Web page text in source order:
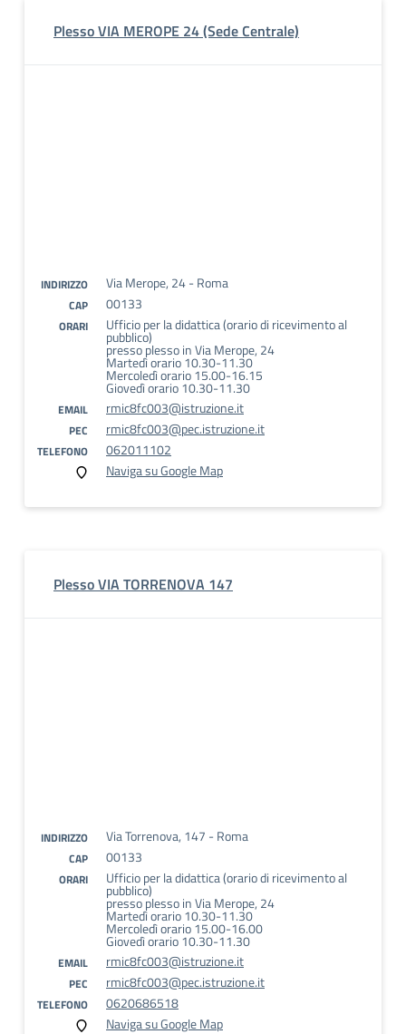
Plesso VIA MEROPE 24 (Sede Centrale)
INDIRIZZO Via Merope, 24 - Roma
CAP 00133
ORARI Ufficio per la didattica (orario di ricevimento al
pubblico)
presso plesso in Via Merope, 24
Martedì orario 10.30-11.30
Mercoledì orario 15.00-16.15
Giovedì orario 10.30-11.30
EMAIL rmic8fc003@istruzione.it
PEC rmic8fc003@pec.istruzione.it
TELEFONO
062011102
Naviga su Google Map
Plesso VIA TORRENOVA 147
INDIRIZZO Via Torrenova, 147 - Roma
CAP 00133
ORARI Ufficio per la didattica (orario di ricevimento al
pubblico)
presso plesso in Via Merope, 24
Martedì orario 10.30-11.30
Mercoledì orario 15.00-16.00
Giovedì orario 10.30-11.30
EMAIL rmic8fc003@istruzione.it
PEC rmic8fc003@pec.istruzione.it
TELEFONO
0620686518
Naviga su Google Map